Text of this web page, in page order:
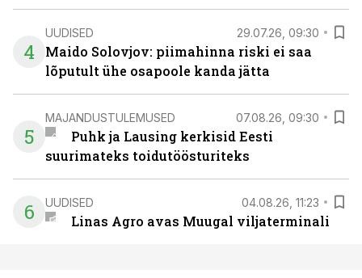
4
UUDISED 29.07.26, 09:30
Maido Solovjov: piimahinna riski ei saa
lõputult ühe osapoole kanda jätta
5
MAJANDUSTULEMUSED 07.08.26, 09:30
Puhk ja Lausing kerkisid Eesti
suurimateks toidutöösturiteks
6 UUDISED 04.08.26, 11:23
Linas Agro avas Muugal viljaterminali